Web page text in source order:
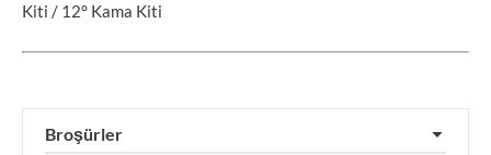
Kiti / 12° Kama Kiti
Broşürler ▼